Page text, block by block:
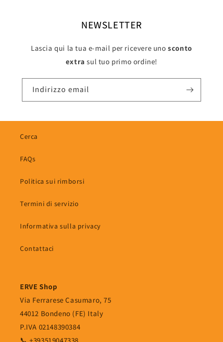
NEWSLETTER
Lascia qui la tua e-mail per ricevere unosconto
extra sul tuo primo ordine!
Indirizzo email
Cerca
FAQs
Politica sui rimborsi
Termini di servizio
Informativa sulla privacy
Contattaci
ERVE Shop
Via Ferrarese Casumaro, 75
44012 Bondeno (FE) Italy
P.IVA 02148390384